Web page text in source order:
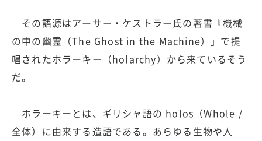
その語源はアーサー・ケストラー氏の著書『機械
の中の幽霊（The Ghost in the Machine）」で提
唱されたホラーキー（holarchy）から来ているそう
だ。
ホラーキーとは、ギリシャ語の holos（Whole /
全体）に由来する造語である。あらゆる生物や人